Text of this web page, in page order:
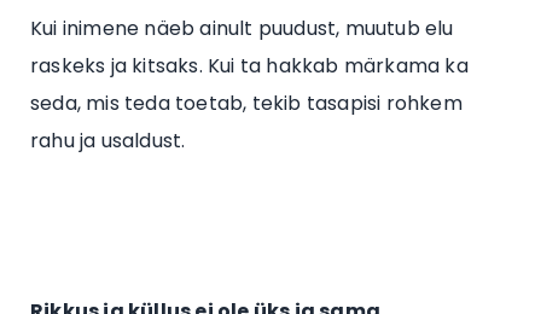
Kui inimene näeb ainult puudust, muutub elu
raskeks ja kitsaks. Kui ta hakkab märkama ka
seda, mis teda toetab, tekib tasapisi rohkem
rahu ja usaldust.